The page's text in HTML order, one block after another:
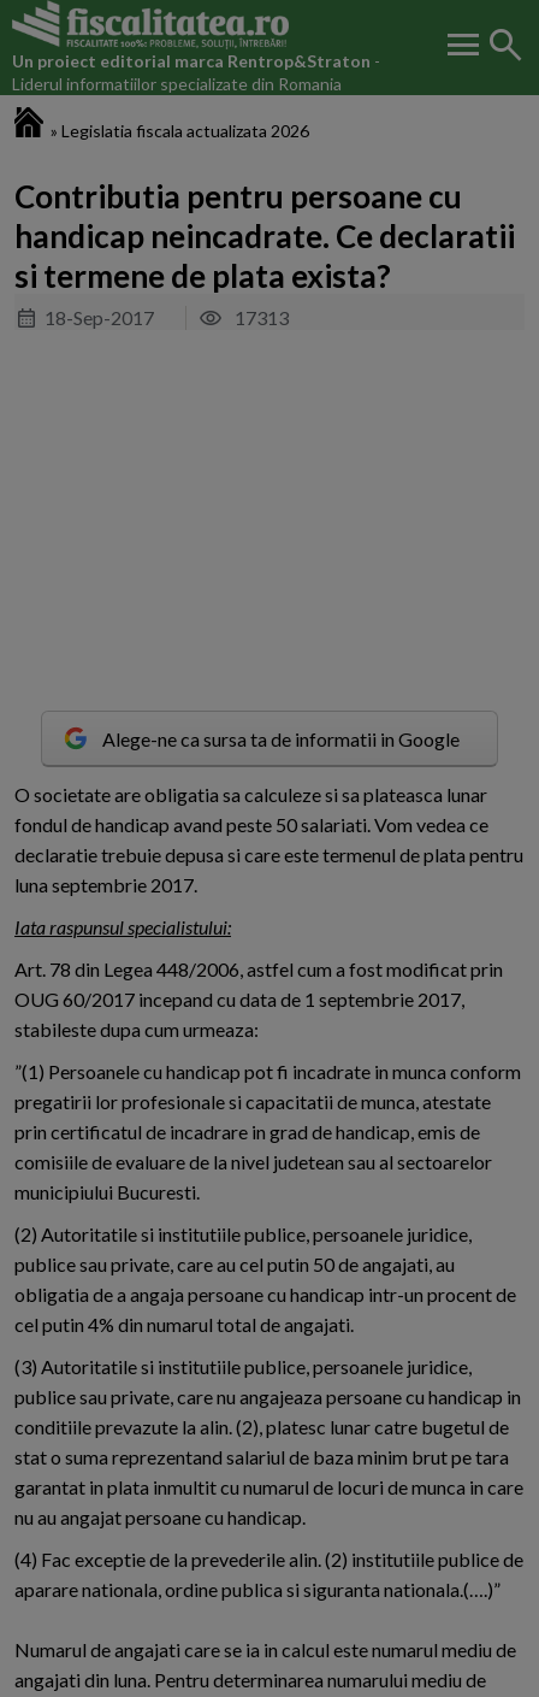
Un proiect editorial marca Rentrop&Straton -
Liderul informatiilor specializate din Romania
menu search
» Legislatia fiscala actualizata 2026
Contributia pentru persoane cu
handicap neincadrate. Ce declaratii
si termene de plata exista?
18-Sep-2017 17313
Alege-ne ca sursa ta de informatii in Google
O societate are obligatia sa calculeze si sa plateasca lunar
fondul de handicap avand peste 50 salariati. Vom vedea ce
declaratie trebuie depusa si care este termenul de plata pentru
luna septembrie 2017.
Iata raspunsul specialistului:
Art. 78 din Legea 448/2006, astfel cum a fost modificat prin
OUG 60/2017 incepand cu data de 1 septembrie 2017,
stabileste dupa cum urmeaza:
”(1) Persoanele cu handicap pot fi incadrate in munca conform
pregatirii lor profesionale si capacitatii de munca, atestate
prin certificatul de incadrare in grad de handicap, emis de
comisiile de evaluare de la nivel judetean sau al sectoarelor
municipiului Bucuresti.
(2) Autoritatile si institutiile publice, persoanele juridice,
publice sau private, care au cel putin 50 de angajati, au
obligatia de a angaja persoane cu handicap intr-un procent de
cel putin 4% din numarul total de angajati.
(3) Autoritatile si institutiile publice, persoanele juridice,
publice sau private, care nu angajeaza persoane cu handicap in
conditiile prevazute la alin. (2), platesc lunar catre bugetul de
stat o suma reprezentand salariul de baza minim brut pe tara
garantat in plata inmultit cu numarul de locuri de munca in care
nu au angajat persoane cu handicap.
(4) Fac exceptie de la prevederile alin. (2) institutiile publice de
aparare nationala, ordine publica si siguranta nationala.(….)”
Numarul de angajati care se ia in calcul este numarul mediu de
angajati din luna. Pentru determinarea numarului mediu de